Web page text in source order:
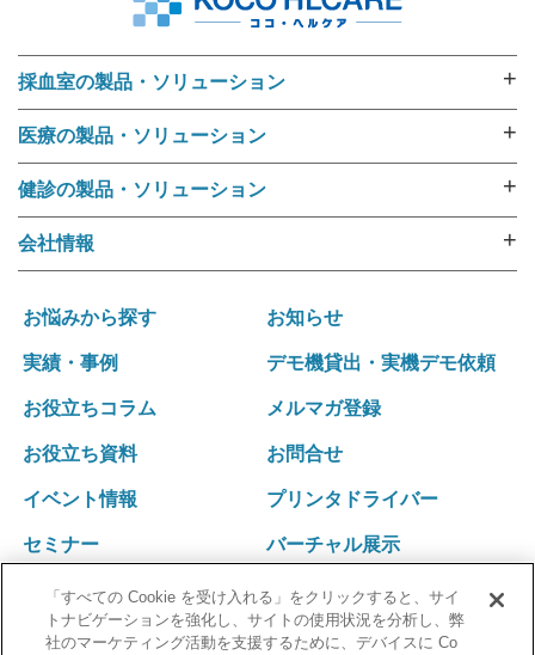
+
採血室の製品・ソリューション
採血業務ソリューション
採血管準備装置 i･pres core
採血管準備装置 i･pres fine
採血管準備装置 i・pres fit Ⅱ
尿カップラベラー CL-350
採血業務支援システム RInCS
採血業務指標化システム
統合受付システム（採血・処置）
採血・採尿一体型 自動受付機 BU-REC Ⅱ
+
医療の製品・ソリューション
外来用リストバンド
RFIDリストバンド（E-ブレス®）
ラベル・リストバンド・RFID プリンタipシリーズ
入院用リストバンド
バーコードリーダー
リストバンド発行パッケージ Freeni
医療事務プリント改善ソリューション
+
健診の製品・ソリューション
健診機関向けリストバンド
受診者名簿データ変換ツール 受診者Dataメイキング
キュー
受診キット発送アウトソーシング
健診関連発送業務 内製化ソリューション
採血業務ソリューション
採血管準備装置 i・pres fit Ⅱ
+
会社情報
選ばれる理由
運営ポリシー
社訓･経営理念
拠点一覧･グループネットワーク
沿革
お悩みから探す
実績・事例
お役立ちコラム
お役立ち資料
イベント情報
セミナー
お知らせ
デモ機貸出・実機デモ依頼
メルマガ登録
お問合せ
プリンタドライバー
バーチャル展示
「すべての Cookie を受け入れる」をクリックすると、サイ
トナビゲーションを強化し、サイトの使用状況を分析し、弊
社のマーケティング活動を支援するために、デバイスに Co